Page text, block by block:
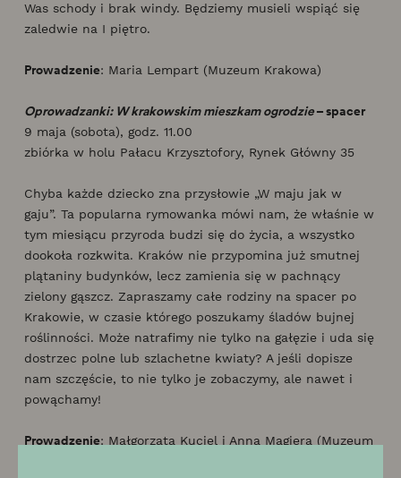
Was schody i brak windy. Będziemy musieli wspiąć się
zaledwie na I piętro.
Prowadzenie: Maria Lempart (Muzeum Krakowa)
Oprowadzanki: W krakowskim mieszkam ogrodzie– spacer
9 maja (sobota), godz. 11.00
zbiórka w holu Pałacu Krzysztofory, Rynek Główny 35
Chyba każde dziecko zna przysłowie „W maju jak w
gaju”. Ta popularna rymowanka mówi nam, że właśnie w
tym miesiącu przyroda budzi się do życia, a wszystko
dookoła rozkwita. Kraków nie przypomina już smutnej
plątaniny budynków, lecz zamienia się w pachnący
zielony gąszcz. Zapraszamy całe rodziny na spacer po
Krakowie, w czasie którego poszukamy śladów bujnej
roślinności. Może natrafimy nie tylko na gałęzie i uda się
dostrzec polne lub szlachetne kwiaty? A jeśli dopisze
nam szczęście, to nie tylko je zobaczymy, ale nawet i
powąchamy!
Prowadzenie: Małgorzata Kuciel i Anna Magiera (Muzeum